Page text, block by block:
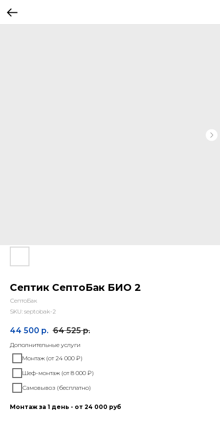
Септик СептоБак БИО 2
СептоБак
SKU: septobak-2
44 500 р. 64 525 р.
Дополнительные услуги
Монтаж (от 24 000 ₽)
Шеф-монтаж (от 8 000 ₽)
Самовывоз (бесплатно)
Монтаж за 1 день - от 24 000 руб